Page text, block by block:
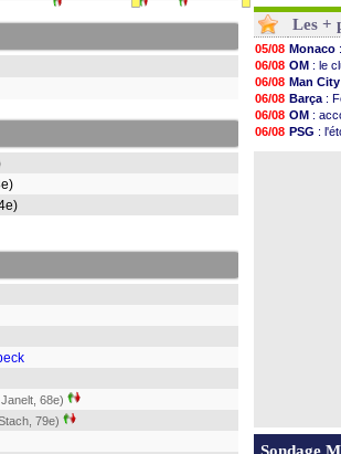
68e)
79e)
17h32 Lyon:
17h16
PSG :
16h59 Arsenal
16h37
Real:
16h33
Man
16h27
Rennes
16h22
Palace
16h07
OM : B.
15h46
TFC :
:
Les +
05/08 Monaco
06/08 OM : le
06/08 Man City
06/08 Barça :
06/08 OM :
06/08 PSG :